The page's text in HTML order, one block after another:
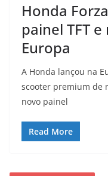
Honda
painel TFT
Europa
A Honda lançou na
scooter premium de
novo painel
Read More